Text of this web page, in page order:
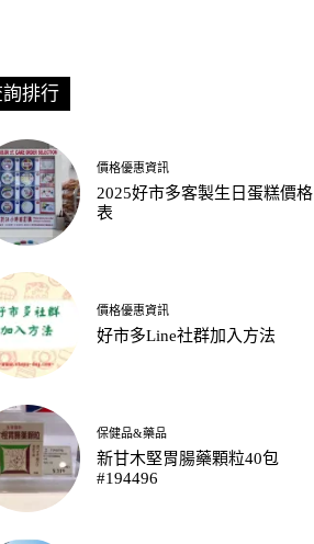
詢排行
價格優惠資訊
2025好市多客製生日蛋糕價格
表
價格優惠資訊
好市多Line社群加入方法
保健品&藥品
新甘木堅胃腸藥顆粒40包
#194496